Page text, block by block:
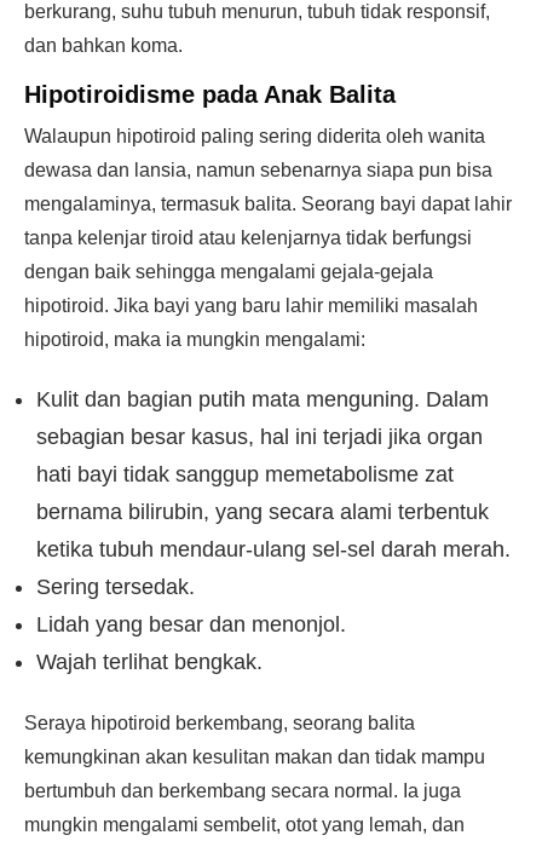
berkurang, suhu tubuh menurun, tubuh tidak responsif,
dan bahkan koma.
Hipotiroidisme pada Anak Balita
Walaupun hipotiroid paling sering diderita oleh wanita
dewasa dan lansia, namun sebenarnya siapa pun bisa
mengalaminya, termasuk balita. Seorang bayi dapat lahir
tanpa kelenjar tiroid atau kelenjarnya tidak berfungsi
dengan baik sehingga mengalami gejala-gejala
hipotiroid. Jika bayi yang baru lahir memiliki masalah
hipotiroid, maka ia mungkin mengalami:
Kulit dan bagian putih mata menguning. Dalam
sebagian besar kasus, hal ini terjadi jika organ
hati bayi tidak sanggup memetabolisme zat
bernama bilirubin, yang secara alami terbentuk
ketika tubuh mendaur-ulang sel-sel darah merah.
Sering tersedak.
Lidah yang besar dan menonjol.
Wajah terlihat bengkak.
Seraya hipotiroid berkembang, seorang balita
kemungkinan akan kesulitan makan dan tidak mampu
bertumbuh dan berkembang secara normal. Ia juga
mungkin mengalami sembelit, otot yang lemah, dan